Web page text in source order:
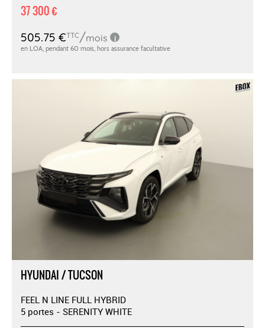
37 300 €
HYUNDAI / TUCSON
FEEL N LINE FULL HYBRID
5 portes - SERENITY WHITE